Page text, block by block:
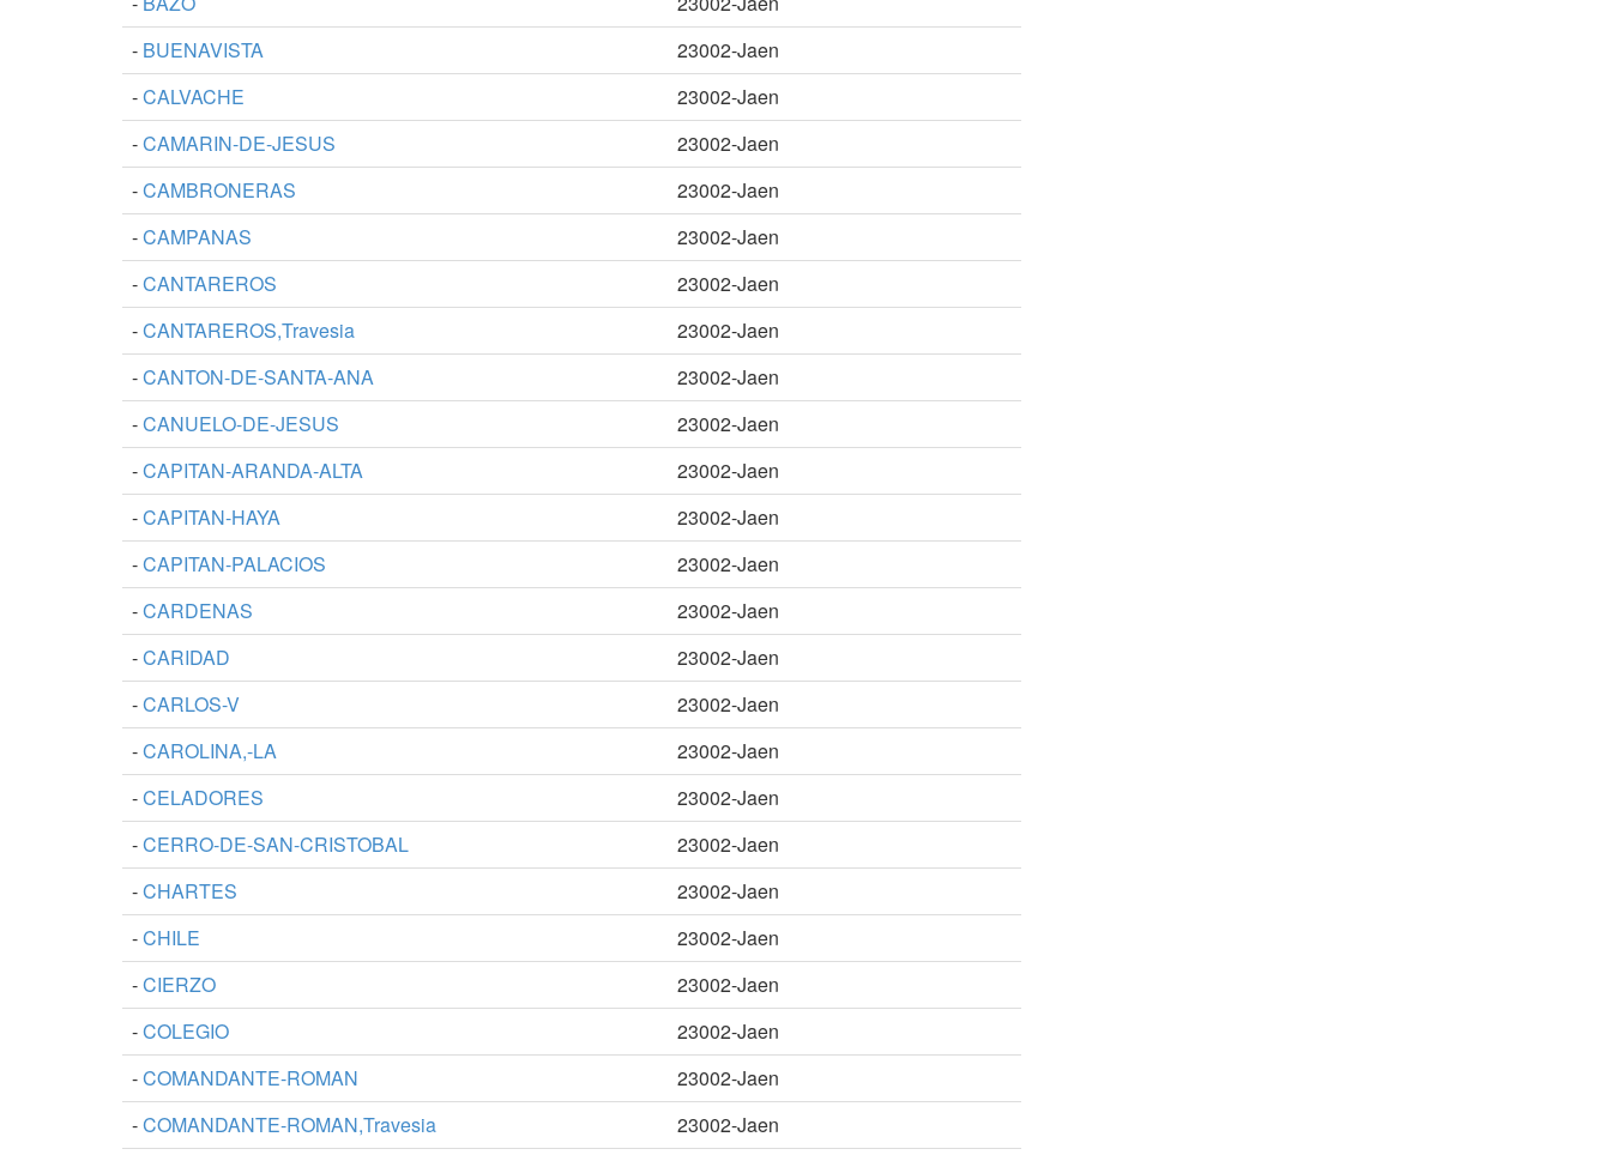
- BUENAVISTA
23002-Jaen
-CALVACHE
23002-Jaen
-CAMARIN-DE-JESUS
23002-Jaen
-CAMBRONERAS
23002-Jaen
-CAMPANAS
23002-Jaen
-CANTAREROS
23002-Jaen
-CANTAREROS,Travesia
23002-Jaen
-CANTON-DE-SANTA-ANA
23002-Jaen
-CANUELO-DE-JESUS
23002-Jaen
-CAPITAN-ARANDA-ALTA
23002-Jaen
-CAPITAN-HAYA
23002-Jaen
-CAPITAN-PALACIOS
23002-Jaen
-CARDENAS
23002-Jaen
-CARIDAD
23002-Jaen
-CARLOS-V
23002-Jaen
-CAROLINA,-LA
23002-Jaen
-CELADORES
23002-Jaen
-CERRO-DE-SAN-CRISTOBAL
23002-Jaen
-CHARTES
23002-Jaen
-CHILE
23002-Jaen
-CIERZO
23002-Jaen
-COLEGIO
23002-Jaen
-COMANDANTE-ROMAN
23002-Jaen
-COMANDANTE-ROMAN,Travesia
23002-Jaen